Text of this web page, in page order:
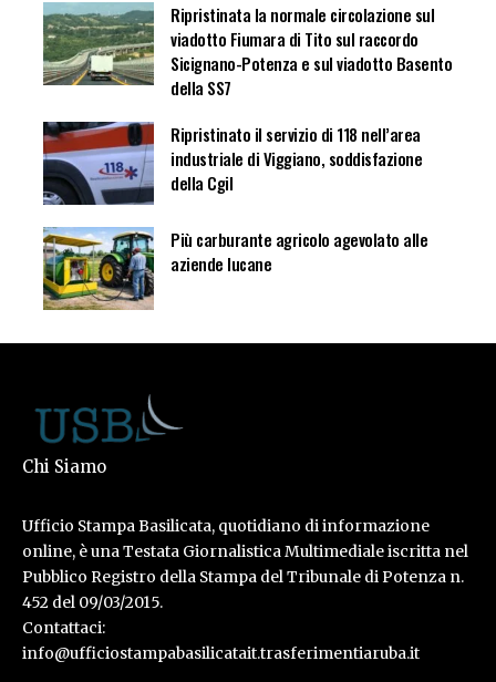
Ripristinata la normale circolazione sul
viadotto Fiumara di Tito sul raccordo
Sicignano-Potenza e sul viadotto Basento
della SS7
Ripristinato il servizio di 118 nell’area
industriale di Viggiano, soddisfazione
della Cgil
Più carburante agricolo agevolato alle
aziende lucane
Chi Siamo
Ufficio Stampa Basilicata, quotidiano di informazione
online, è una Testata Giornalistica Multimediale iscritta nel
Pubblico Registro della Stampa del Tribunale di Potenza n.
452 del 09/03/2015.
Contattaci:
info@ufficiostampabasilicatait.trasferimentiaruba.it